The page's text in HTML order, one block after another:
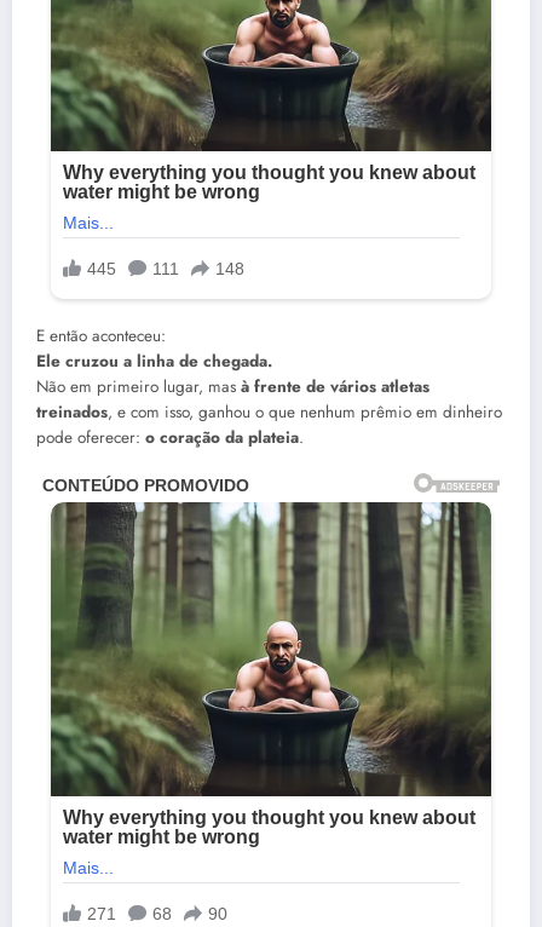
E então aconteceu:
Ele cruzou a linha de chegada.
Não em primeiro lugar, mas à frente de vários atletas
treinados, e com isso, ganhou o que nenhum prêmio em dinheiro
pode oferecer: o coração da plateia.